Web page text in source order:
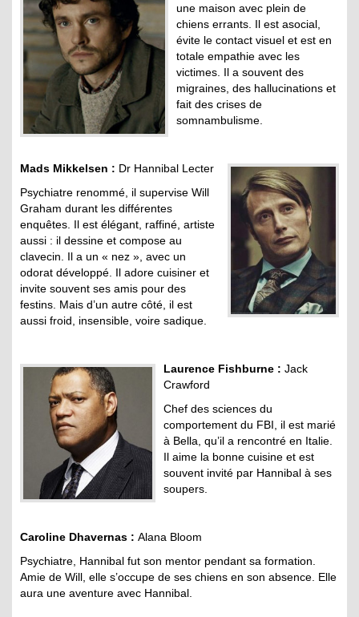
une maison avec plein de
chiens errants. Il est asocial,
évite le contact visuel et est en
totale empathie avec les
victimes. Il a souvent des
migraines, des hallucinations et
fait des crises de
somnambulisme.
Mads Mikkelsen : Dr Hannibal Lecter
Psychiatre renommé, il supervise Will
Graham durant les différentes
enquêtes. Il est élégant, raffiné, artiste
aussi : il dessine et compose au
clavecin. Il a un « nez », avec un
odorat développé. Il adore cuisiner et
invite souvent ses amis pour des
festins. Mais d’un autre côté, il est
aussi froid, insensible, voire sadique.
Laurence Fishburne : Jack
Crawford
Chef des sciences du
comportement du FBI, il est marié
à Bella, qu’il a rencontré en Italie.
Il aime la bonne cuisine et est
souvent invité par Hannibal à ses
soupers.
Caroline Dhavernas : Alana Bloom
Psychiatre, Hannibal fut son mentor pendant sa formation.
Amie de Will, elle s’occupe de ses chiens en son absence. Elle
aura une aventure avec Hannibal.